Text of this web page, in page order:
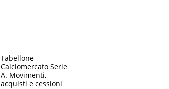
Tabellone
Calciomercato Serie
A. Movimenti,
acquisti e cessioni: